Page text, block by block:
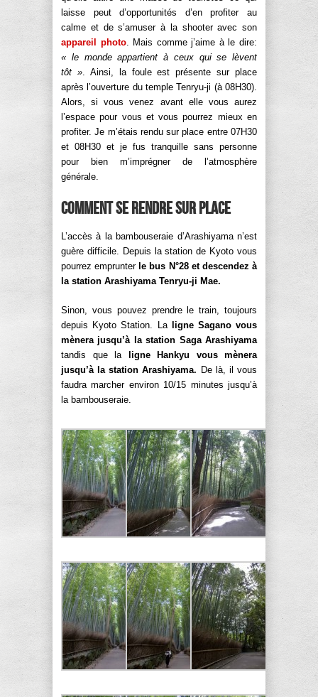
laisse peut d’opportunités d’en profiter au
calme et de s’amuser à la shooter avec son
appareil photo. Mais comme j’aime à le dire:
« le monde appartient à ceux qui se lèvent
tôt ». Ainsi, la foule est présente sur place
après l’ouverture du temple Tenryu-ji (à 08H30).
Alors, si vous venez avant elle vous aurez
l’espace pour vous et vous pourrez mieux en
profiter. Je m’étais rendu sur place entre 07H30
et 08H30 et je fus tranquille sans personne
pour bien m’imprégner de l’atmosphère
générale.
Comment se rendre sur place
L’accès à la bambouseraie d’Arashiyama n’est
guère difficile. Depuis la station de Kyoto vous
pourrez emprunter le bus N°28 et descendez à
la station Arashiyama Tenryu-ji Mae.
Sinon, vous pouvez prendre le train, toujours
depuis Kyoto Station. La ligne Sagano vous
mènera jusqu’à la station Saga Arashiyama
tandis que laligne Hankyu vous mènera
jusqu’à la station Arashiyama. De là, il vous
faudra marcher environ 10/15 minutes jusqu’à
la bambouseraie.